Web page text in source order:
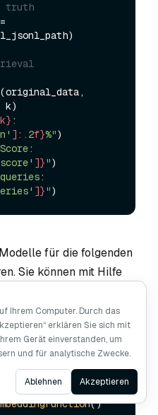
truth
k)
]: .2f}%")
]}")
]}"
für die folgenden
Sie können mit Hilfe
leicht zu
(api_key=
"your-
"voyage-2"
()
Ask AI
Ihrem Computer. Durch das
erklären Sie sich mit
Gerät einverstanden, um
und für analytische Zwecke.
Ablehnen Akzeptieren